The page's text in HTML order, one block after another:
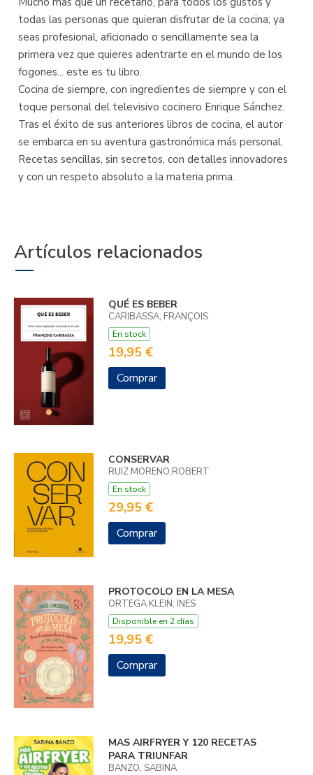
todas las personas que quieran disfrutar de la cocina; ya
seas profesional, aficionado o sencillamente sea la
primera vez que quieres adentrarte en el mundo de los
fogones... este es tu libro.
Cocina de siempre, con ingredientes de siempre y con el
toque personal del televisivo cocinero Enrique Sánchez.
Tras el éxito de sus anteriores libros de cocina, el autor
se embarca en su aventura gastronómica más personal.
Recetas sencillas, sin secretos, con detalles innovadores
y con un respeto absoluto a la materia prima.
Artículos relacionados
QUÉ ES BEBER
CARIBASSA, FRANÇOIS
En stock
19,95 €
Comprar
CONSERVAR
RUIZ MORENO,ROBERT
En stock
29,95 €
Comprar
PROTOCOLO EN LA MESA
ORTEGA KLEIN, INES
Disponible en 2 días
19,95 €
Comprar
MAS AIRFRYER Y 120 RECETAS
PARA TRIUNFAR
BANZO, SABINA